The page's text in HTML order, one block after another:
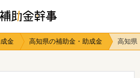
金 高知県の補助金・助成金 高知県